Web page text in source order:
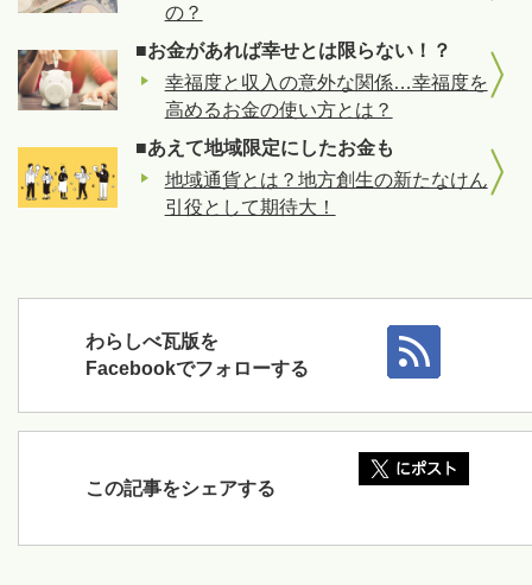
の？
■お金があれば幸せとは限らない！？
幸福度と収入の意外な関係…幸福度を
高めるお金の使い方とは？
■あえて地域限定にしたお金も
地域通貨とは？地方創生の新たなけん
引役として期待大！
わらしべ瓦版を
Facebookでフォローする
この記事をシェアする